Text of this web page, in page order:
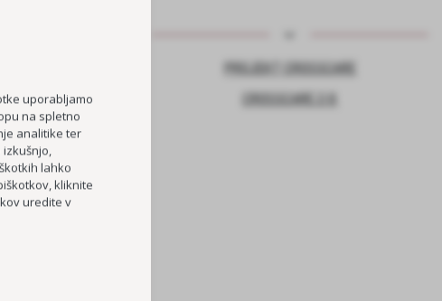
ZA VARNO
TOČKA
PRI OŠ HORJUL
E-PREVOZOV
PROJEKT CROSSCARE
CROSSCARE 2.0
uporabljamo
na spletno
analitike ter
lahko
kliknite
uredite v